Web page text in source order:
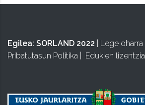
Egilea: SORLAND 2022 Lege oharra
Pribatutasun Politika
Edukien lizentzia